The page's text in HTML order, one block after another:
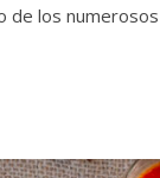
de los